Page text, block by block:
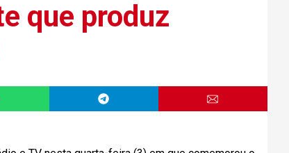
que produz